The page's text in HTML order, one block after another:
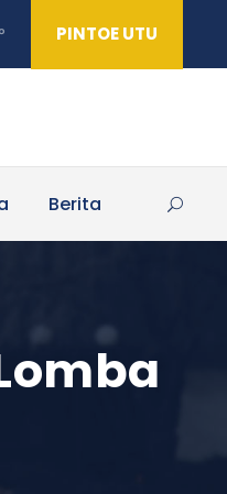
PINTOE UTU
Berita